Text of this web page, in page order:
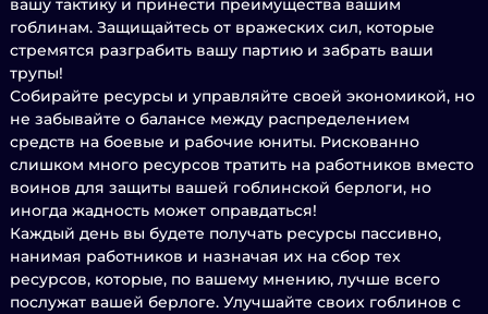
вашу тактику и принести преимущества вашим
гоблинам. Защищайтесь от вражеских сил, которые
стремятся разграбить вашу партию и забрать ваши
трупы!
Собирайте ресурсы и управляйте своей экономикой, но
не забывайте о балансе между распределением
средств на боевые и рабочие юниты. Рискованно
слишком много ресурсов тратить на работников вместо
воинов для защиты вашей гоблинской берлоги, но
иногда жадность может оправдаться!
Каждый день вы будете получать ресурсы пассивно,
нанимая работников и назначая их на сбор тех
ресурсов, которые, по вашему мнению, лучше всего
послужат вашей берлоге. Улучшайте своих гоблинов с